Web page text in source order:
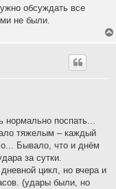
обсуждать все
не были.
нормально поспать...
тяжелым – каждый
Бывало, что и днём
за сутки.
цикл, но вчера и
(удары были, но